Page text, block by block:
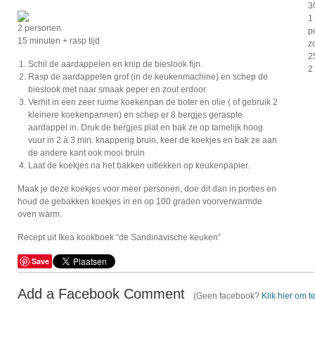
2 personen
15 minuten + rasp tijd
Schil de aardappelen en knip de bieslook fijn.
Rasp de aardappelen grof (in de keukenmachine) en schep de
bieslook met naar smaak peper en zout erdoor.
Verhit in een zeer ruime koekenpan de boter en olie ( of gebruik 2
kleinere koekenpannen) en schep er 8 bergjes geraspte
aardappel in. Druk de bergjes plat en bak ze op tamelijk hoog
vuur in 2 à 3 min. knapperig bruin, keer de koekjes en bak ze aan
de andere kant ook mooi bruin
Laat de koekjes na het bakken uitlekken op keukenpapier.
Maak je deze koekjes voor meer personen, doe dit dan in porties en
houd de gebakken koekjes in en op 100 graden voorverwarmde
oven warm.
Recept uit Ikea kookboek “de Sandinavische keuken”
1
2
Save
Add a Facebook Comment (Geen facebook? Klik hier om